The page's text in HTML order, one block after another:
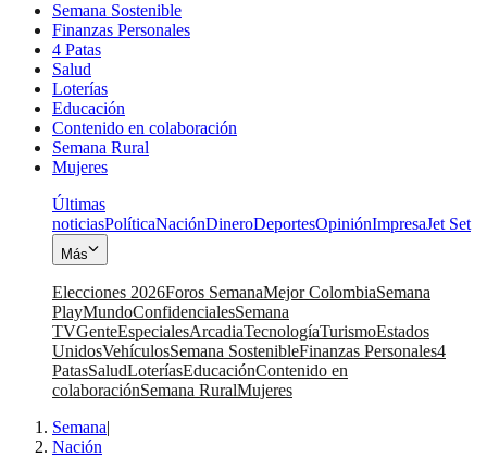
Semana Sostenible
Finanzas Personales
4 Patas
Salud
Loterías
Educación
Contenido en colaboración
Semana Rural
Mujeres
Últimas
noticiasPolíticaNaciónDineroDeportesOpiniónImpresaJet Set
Más
Elecciones 2026Foros SemanaMejor ColombiaSemana
PlayMundoConfidencialesSemana
TVGenteEspecialesArcadiaTecnologíaTurismoEstados
UnidosVehículosSemana SostenibleFinanzas Personales4
PatasSaludLoteríasEducaciónContenido en
colaboraciónSemana RuralMujeres
Semana|
Nación